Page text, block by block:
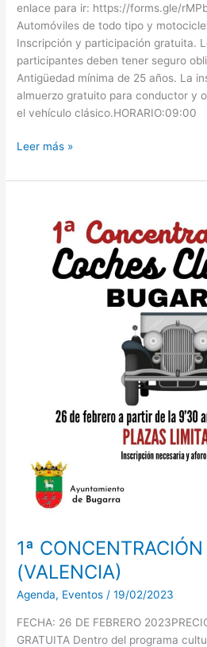
enlace para ir: https://forms.gle/
Automóviles de todo tipo y
Inscripción y participación gratuita.
participantes deben tener seguro
Antigüedad mínima de 25 años. La
almuerzo gratuito para conductor y
el vehículo clásico.HORARIO:09:00
Leer más »
1ª
(VALENCIA)
Agenda, Eventos /19/02/2023
FECHA: 26 DE FEBRERO
GRATUITA Dentro del programa
CONCENTRACIÓN
BUGARRA
(VALENCIA)